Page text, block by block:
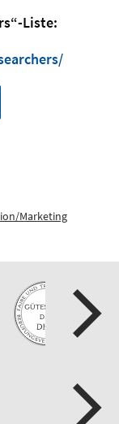
Liste:
Marketing